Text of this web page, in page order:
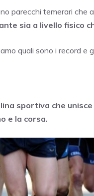
parecchi temerari che
sia a livello fisico
quali sono i record e
sportiva che
e la corsa.